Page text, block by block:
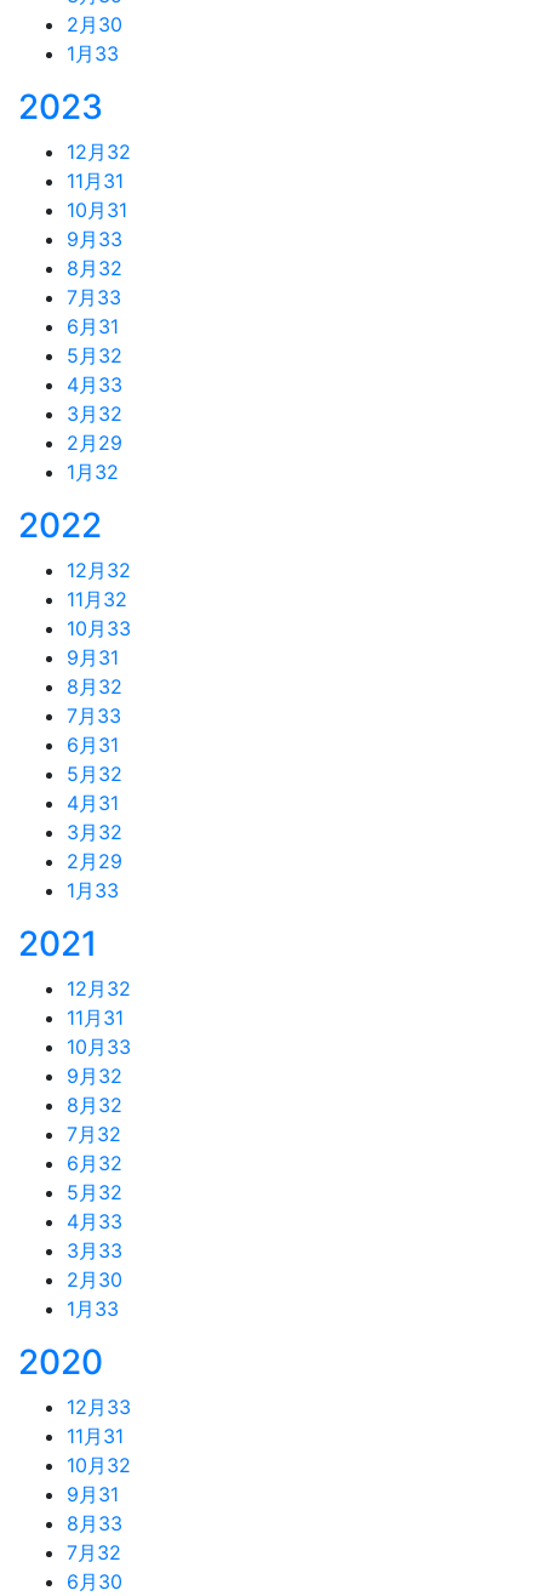
2月 30
1月 33
2023
12月 32
11月 31
10月 31
9月 33
8月 32
7月 33
6月 31
5月 32
4月 33
3月 32
2月 29
1月 32
2022
12月 32
11月 32
10月 33
9月 31
8月 32
7月 33
6月 31
5月 32
4月 31
3月 32
2月 29
1月 33
2021
12月 32
11月 31
10月 33
9月 32
8月 32
7月 32
6月 32
5月 32
4月 33
3月 33
2月 30
1月 33
2020
12月 33
11月 31
10月 32
9月 31
8月 33
7月 32
6月 30